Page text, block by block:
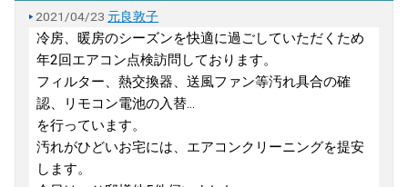
2021/04/23 元良敦子
冷房、暖房のシーズンを快適に過ごしていただくため
年2回エアコン点検訪問しております。
フィルター、熱交換器、送風ファン等汚れ具合の確
認、リモコン電池の入替...
を行っています。
汚れがひどいお宅には、エアコンクリーニングを提安
します。